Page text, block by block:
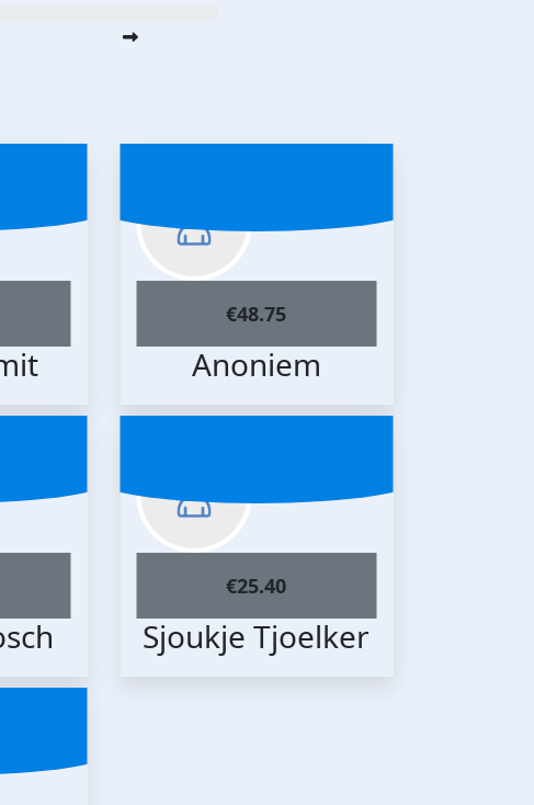
€48.75
Anoniem
€25.40
Sjoukje Tjoelker